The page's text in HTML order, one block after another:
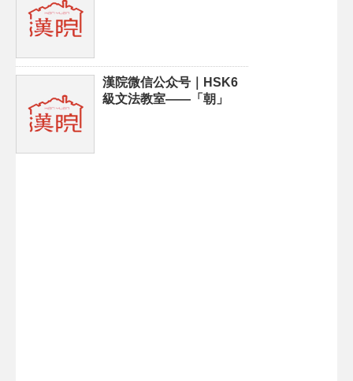
漢院微信公众号｜HSK6
級文法教室——「朝」